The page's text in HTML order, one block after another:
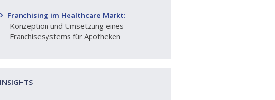
Franchising im Healthcare Markt:
Konzeption und Umsetzung eines
Franchisesystems für Apotheken
INSIGHTS